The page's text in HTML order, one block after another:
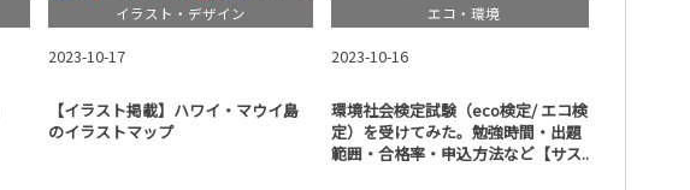
イラスト・デザイン
2023-10-17
【イラスト掲載】ハワイ・マウイ島
のイラストマップ
エコ・環境
2023-10-16
環境社会検定試験（eco検定/ エコ検
定）を受けてみた。勉強時間・出題
範囲・合格率・申込方法など【サス...